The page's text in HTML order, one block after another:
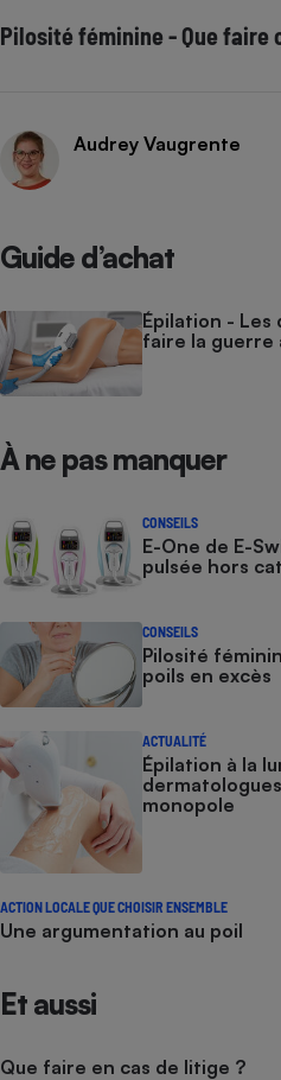
Pilosité féminine - Que faire
Audrey Vaugrente
Guide d’achat
Épilation -
faire la guerre
À ne pas manquer
CONSEILS
E-One de E-
pulsée hors
CONSEILS
Pilosité
poils en excès
ACTUALITÉ
Épilation à la
monopole
ACTION LOCALE QUE CHOISIR ENSEMBLE
Une argumentation au poil
Et aussi
Que faire en cas de litige ?